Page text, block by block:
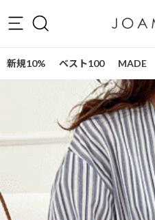
新規10% ベスト100 MADE